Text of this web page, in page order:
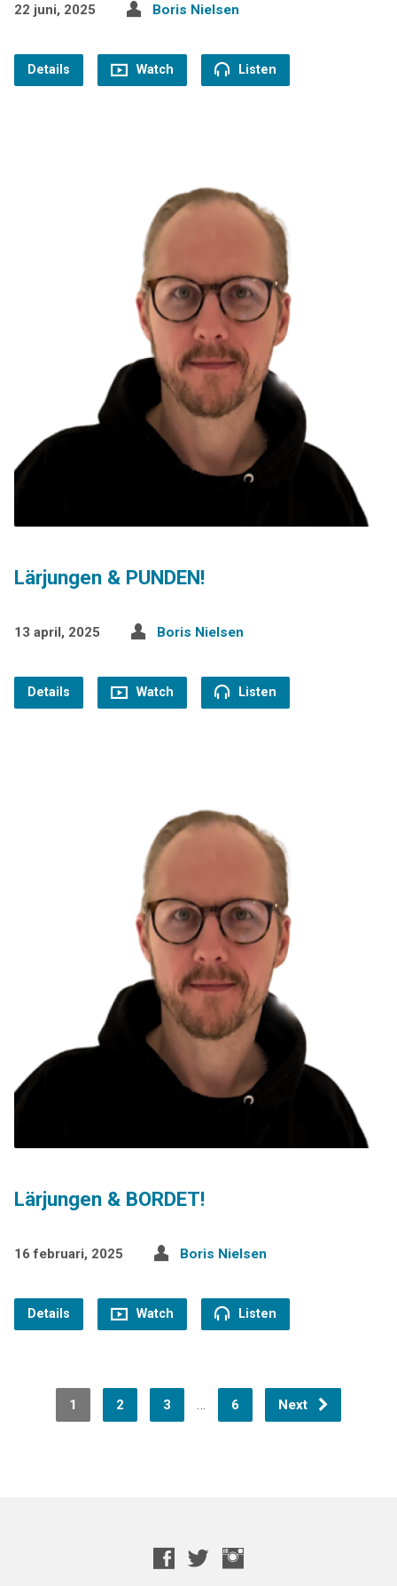
22 juni, 2025 Boris Nielsen
Details Watch Listen
Lärjungen & PUNDEN!
13 april, 2025 Boris Nielsen
Details Watch Listen
Lärjungen & BORDET!
16 februari, 2025 Boris Nielsen
Details Watch Listen
1 2 3 … 6 Next